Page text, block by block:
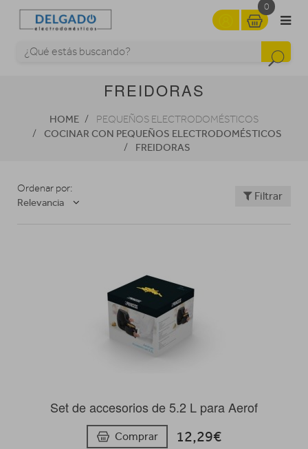
0
FREIDORAS
HOME PEQUEÑOS ELECTRODOMÉSTICOS
COCINAR CON PEQUEÑOS ELECTRODOMÉSTICOS
FREIDORAS
Ordenar por:
Relevancia
Filtrar
Set de accesorios de 5.2 L para Aerof
Comprar 12,29€